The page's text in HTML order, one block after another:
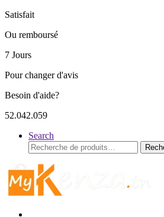
Satisfait
Ou remboursé
7 Jours
Pour changer d'avis
Besoin d'aide?
52.042.059
Search
Recherche
pour :